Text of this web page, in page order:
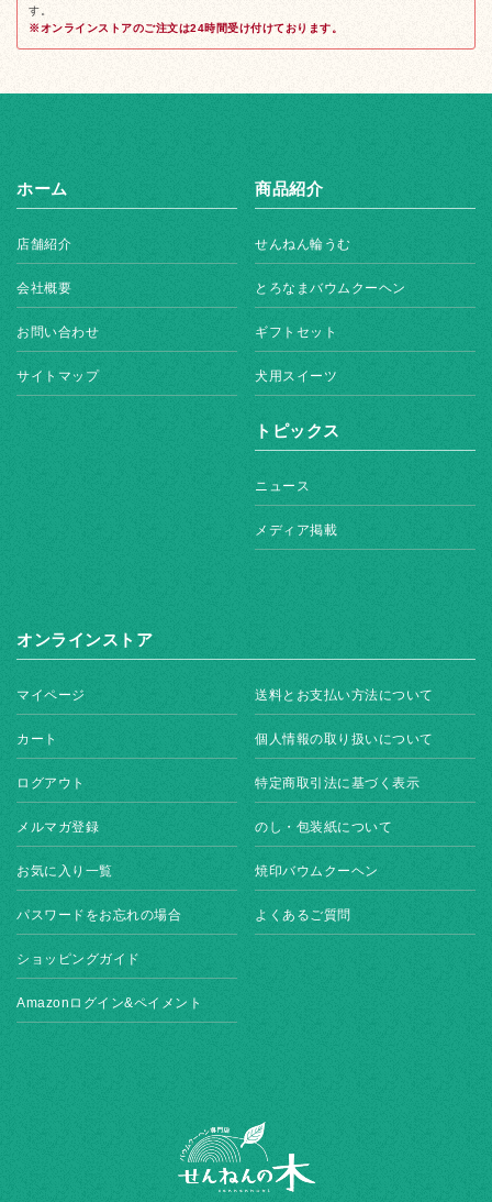
す。
※オンラインストアのご注文は24時間受け付けております。
ホーム
店舗紹介
会社概要
お問い合わせ
サイトマップ
商品紹介
せんねん輪うむ
とろなまバウムクーヘン
ギフトセット
犬用スイーツ
トピックス
ニュース
メディア掲載
オンラインストア
マイページ
カート
ログアウト
メルマガ登録
お気に入り一覧
パスワードをお忘れの場合
ショッピングガイド
Amazonログイン&ペイメント
送料とお支払い方法について
個人情報の取り扱いについて
特定商取引法に基づく表示
のし・包装紙について
焼印バウムクーヘン
よくあるご質問